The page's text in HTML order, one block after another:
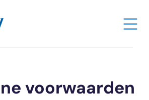
voorwaarden